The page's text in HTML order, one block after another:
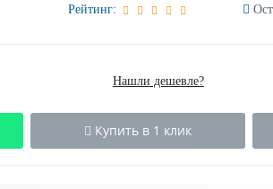
Рейтинг:
Нашли дешевле?
Купить в 1 клик